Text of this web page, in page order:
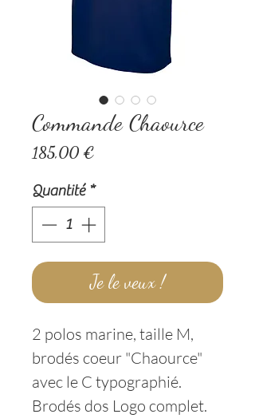
Commande Chaource
185,00 €
Quantité *
Je le veux !
2 polos marine, taille M,
brodés coeur "Chaource"
avec le C typographié.
Brodés dos Logo complet.